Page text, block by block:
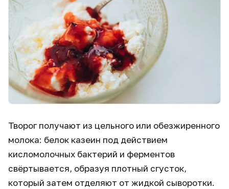
Творог получают из цельного или обезжиренного
молока: белок казеин под действием
кисломолочных бактерий и ферментов
свёртывается, образуя плотный сгусток,
который затем отделяют от жидкой сыворотки.